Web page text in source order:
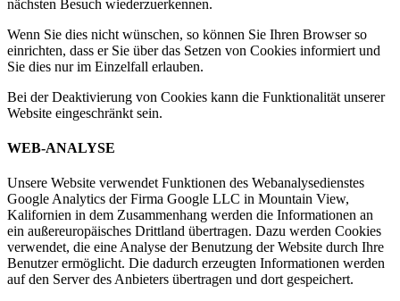
nächsten Besuch wiederzuerkennen.
Wenn Sie dies nicht wünschen, so können Sie Ihren Browser so
einrichten, dass er Sie über das Setzen von Cookies informiert und
Sie dies nur im Einzelfall erlauben.
Bei der Deaktivierung von Cookies kann die Funktionalität unserer
Website eingeschränkt sein.
WEB-ANALYSE
Unsere Website verwendet Funktionen des Webanalysedienstes
Google Analytics der Firma Google LLC in Mountain View,
Kalifornien in dem Zusammenhang werden die Informationen an
ein außereuropäisches Drittland übertragen. Dazu werden Cookies
verwendet, die eine Analyse der Benutzung der Website durch Ihre
Benutzer ermöglicht. Die dadurch erzeugten Informationen werden
auf den Server des Anbieters übertragen und dort gespeichert.